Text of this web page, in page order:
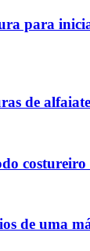
para
de
costureiro
de uma